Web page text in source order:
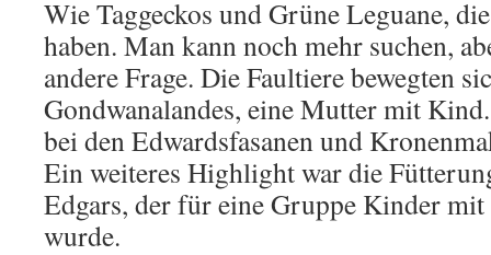
Wie Taggeckos und Grüne Leguane,
haben. Man kann noch mehr suchen,
andere Frage. Die Faultiere bewegten
Gondwanalandes, eine Mutter mit
bei den Edwardsfasanen und
Ein weiteres Highlight war die
Edgars, der für eine Gruppe Kinder
wurde.